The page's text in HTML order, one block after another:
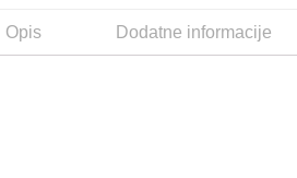
Opis Dodatne informacije